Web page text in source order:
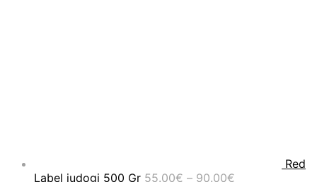
Red
Label judogi 500 Gr 55.00€ – 90.00€